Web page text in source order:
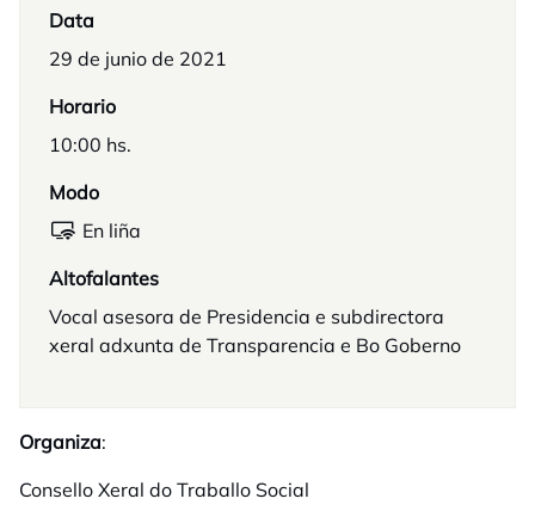
Data
29 de junio de 2021
Horario
10:00 hs.
Modo
En liña
Altofalantes
Vocal asesora de Presidencia e subdirectora
xeral adxunta de Transparencia e Bo Goberno
Organiza:
Consello Xeral do Traballo Social